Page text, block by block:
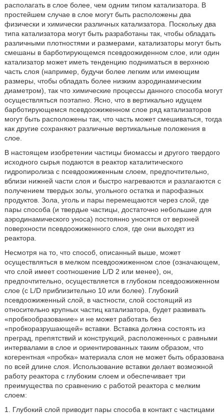
располагать в слое более, чем одним типом катализатора. В
простейшем случае в слое могут быть расположены два
физически и химически различных катализатора. Поскольку два
типа катализатора могут быть разработаны так, чтобы обладать
различными плотностями и размерами, катализаторы могут быть
смешаны в барботирующемся псевдоожиденном слое, или один
катализатор может иметь тенденцию подниматься в верхнюю
часть слоя (например, будучи более легким или имеющим
размеры, чтобы обладать более низким аэродинамическим
диаметром), так что химические процессы данного способа могут
осуществляться поэтапно. Ясно, что в вертикально идущем
барботирующемся псевдоожиженном слое ряд катализаторов
могут быть расположены так, что часть может смешиваться, тогда
как другие сохраняют различные вертикальные положения в
слое.
В настоящем изобретении частицы биомассы и другого твердого
исходного сырья подаются в реактор каталитического
гидропиролиза с псевдоожиженным слоем, предпочтительно,
вблизи нижней части слоя и быстро нагреваются и разлагаются с
получением твердых золы, угольного остатка и парофазных
продуктов. Зола, уголь и пары перемещаются через слой, где
пары способа (и твердые частицы, достаточно небольшие для
аэродинамического уноса) постоянно уносятся от верхней
поверхности псевдоожиженного слоя, где они выходят из
реактора.
Несмотря на то, что способ, описанный выше, может
осуществляться в мелком псевдоожиженном слое (означающем,
что слой имеет соотношение L/D 2 или менее), он,
предпочтительно, осуществляется в глубоком псевдоожиженном
слое (с L/D приблизительно 10 или более). Глубокий
псевдоожиженный слой, в частности, слой состоящий из
относительно крупных частиц катализатора, будет развивать
«пробкообразование» и не может работать без
«пробкоразрушающей» вставки. Вставка должна состоять из
преград, препятствий и конструкций, расположенных с равными
интервалами в слое и ориентированных таким образом, что
когерентная «пробка» материала слоя не может быть образована
по всей длине слоя. Использование вставки делает возможной
работу реактора с глубоким слоем и обеспечивает три
преимущества по сравнению с работой реактора с мелким
слоем:
1. Глубокий слой приводит пары способа в контакт с частицами